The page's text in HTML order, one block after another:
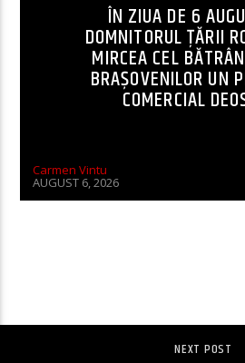
ÎN ZIUA DE 6
DOMNITORUL ȚĂRII
MIRCEA CEL
BRAȘOVENILOR UN
COMERCIAL
Carmen Vintu
AUGUST 6, 2026
NEXT POST